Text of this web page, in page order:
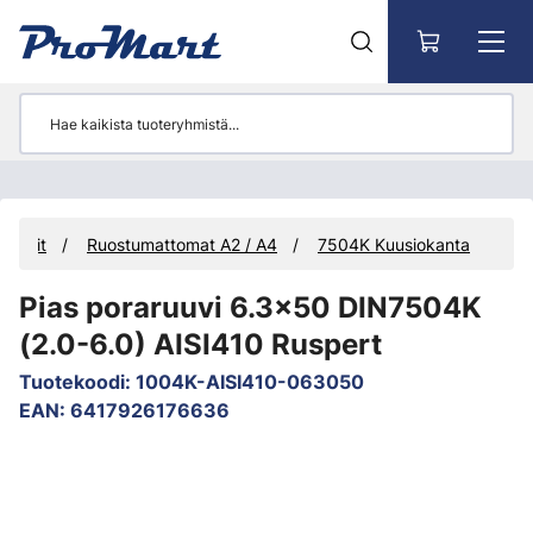
Ruostumattomat A2 / A4 7504K Kuusiokanta
Pias poraruuvi 6.3x50 DIN7504K
(2.0-6.0) AISI410 Ruspert
Tuotekoodi: 1004K-AISI410-063050
EAN: 6417926176636